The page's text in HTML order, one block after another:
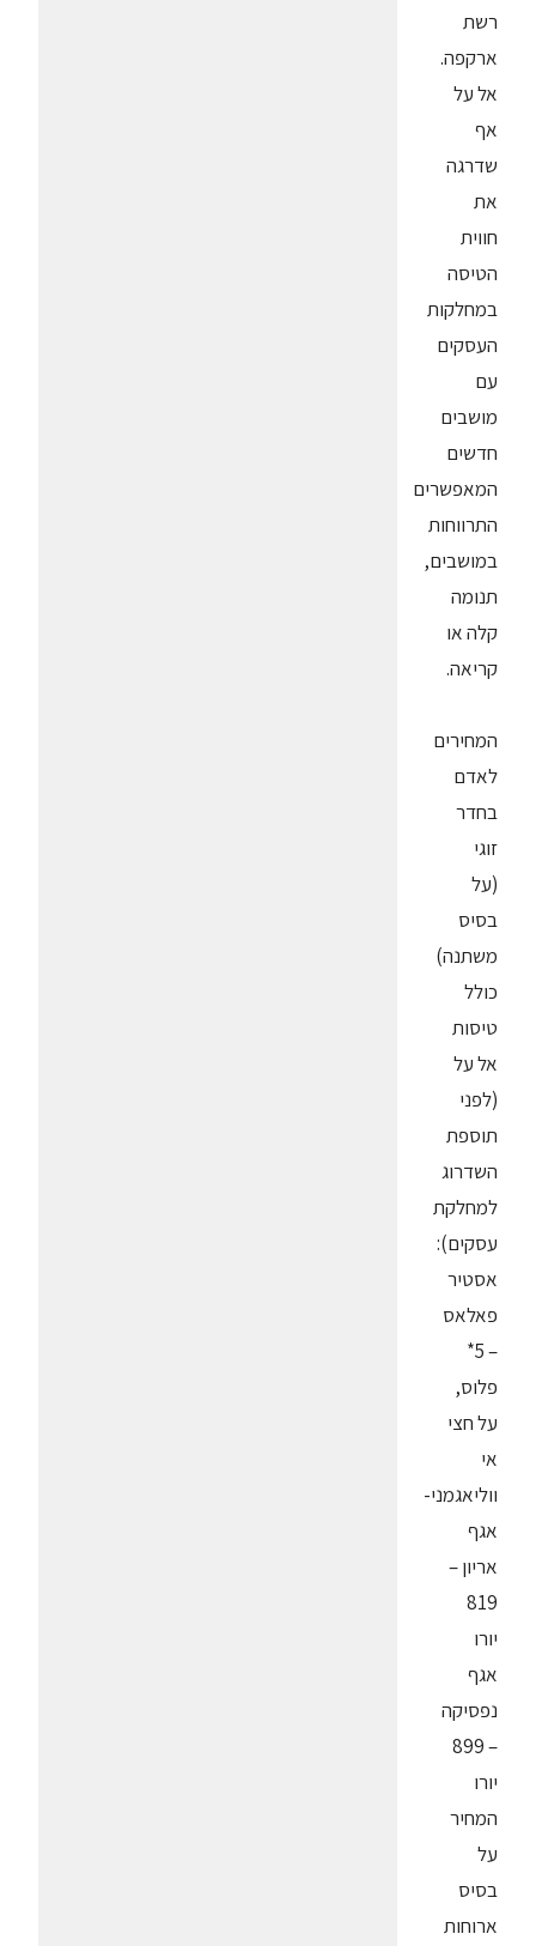
רשת
ארקפה.
אל על
אף
שדרגה
את
חווית
הטיסה
במחלקות
העסקים
עם
מושבים
חדשים
המאפשרים
התרווחות
במושבים,
תנומה
קלה או
קריאה.
המחירים
לאדם
בחדר
זוגי
(על
בסיס
משתנה)
כולל
טיסות
אל על
(לפני
תוספת
השדרוג
למחלקת
עסקים):
אסטיר
פאלאס
– 5*
פלוס,
על חצי
אי
ווליאגמני-
אגף
אריון –
819
יורו
אגף
נפסיקה
– 899
יורו
המחיר
על
בסיס
ארוחות